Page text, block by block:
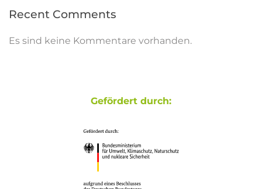
Recent Comments
Es sind keine Kommentare vorhanden.
Gefördert durch: